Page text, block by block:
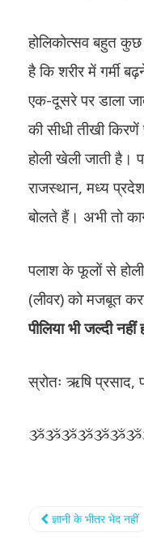
होलिकोत्सव बहुत कुछ
है कि शरीर में गर्मी
एक-दूसरे पर डाला
की सीधी तीखी
होली खेली जाती
राजस्थान, मध्य
बोलते हैं। अभी तो
पलाश के फूलों से
(लीवर) को मजबूत
पीलिया भी जल्दी नहीं
स्रोतः ऋषि
ज्ञानी के भीतर भेद नहीं